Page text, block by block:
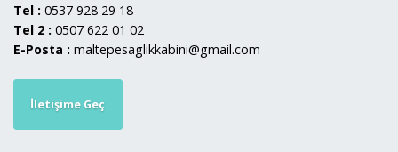
Tel : 0537 928 29 18
Tel 2 : 0507 622 01 02
E-Posta : maltepesaglikkabini@gmail.com
İletişime Geç